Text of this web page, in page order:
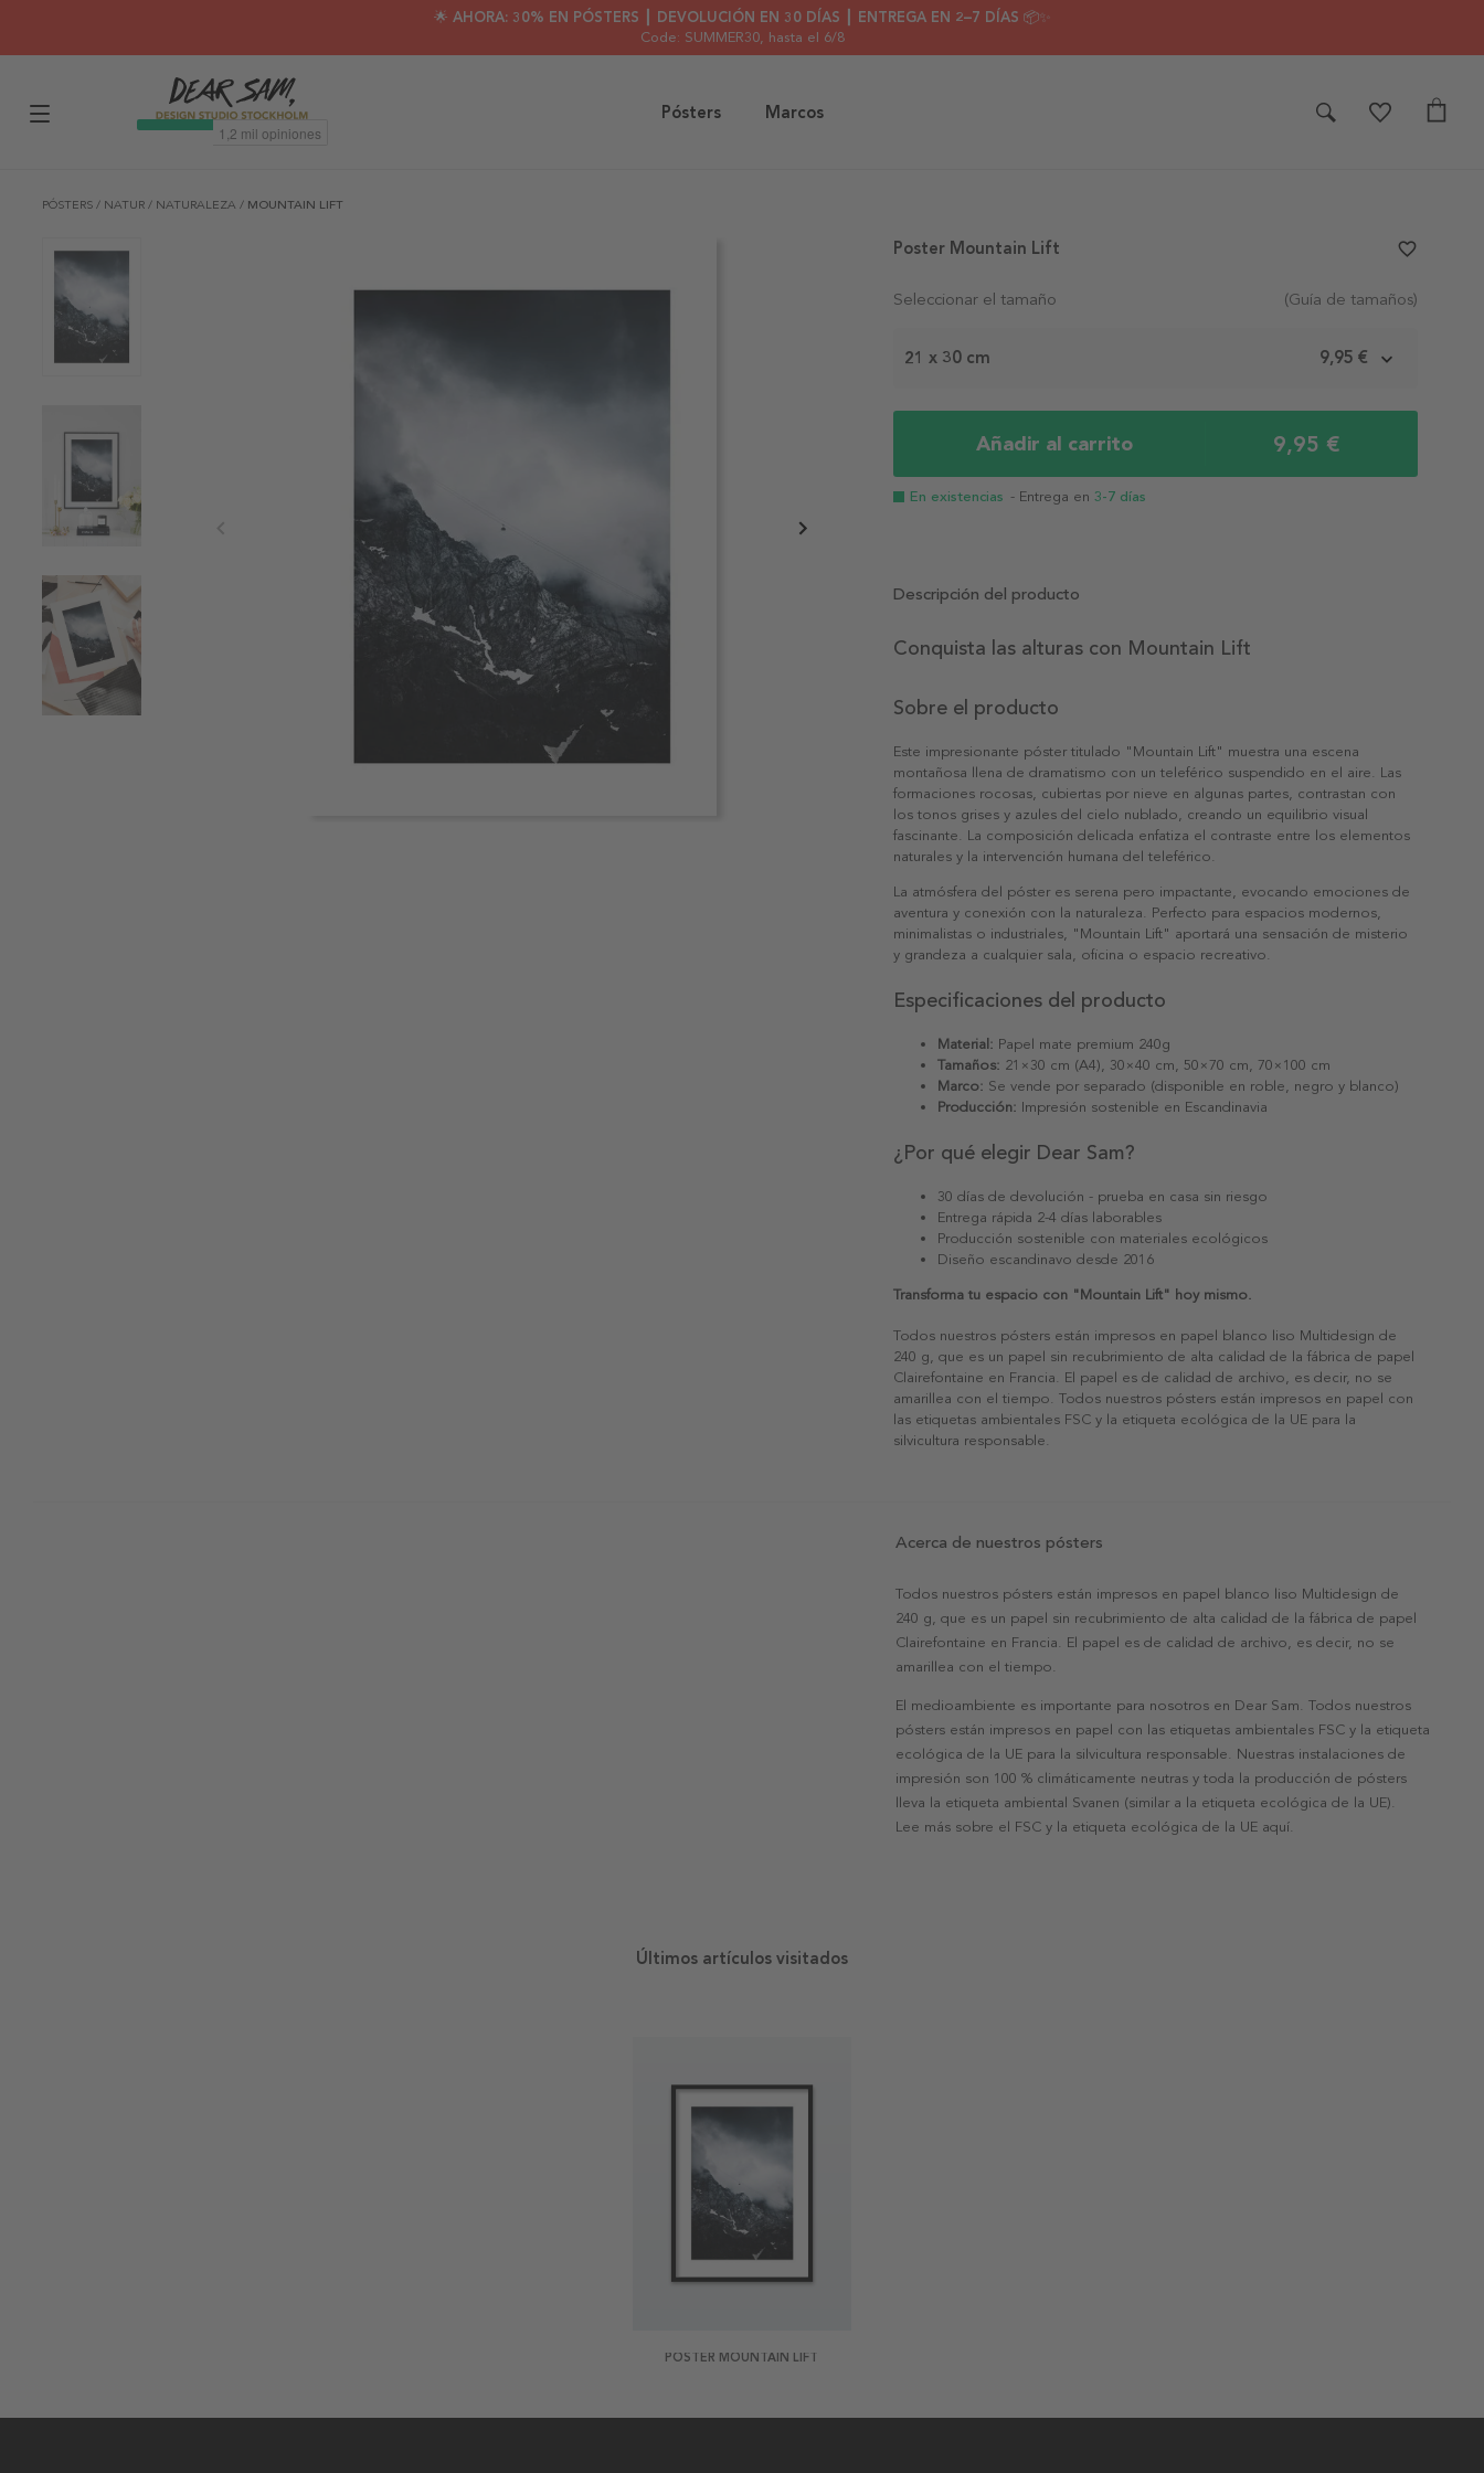
🌟 AHORA: 30% EN PÓSTERS ┃ DEVOLUCIÓN EN 30 DÍAS ┃ ENTREGA EN 2–7 DÍAS 📦✨
Code: SUMMER30, hasta el 6/8
Pósters Marcos
PÓSTERS / NATUR / NATURALEZA / MOUNTAIN LIFT
Seleccionar el tamaño (Guía de tamaños)
21 x 30 cm 9,95 €
Añadir al carrito 9,95 €
En existencias - Entrega en 3-7 días
Poster Mountain Lift favorite_border
Descripción del producto
Conquista las alturas con Mountain Lift
Sobre el producto
Este impresionante póster titulado "Mountain Lift" muestra una escena
montañosa llena de dramatismo con un teleférico suspendido en el aire. Las
formaciones rocosas, cubiertas por nieve en algunas partes, contrastan con
los tonos grises y azules del cielo nublado, creando un equilibrio visual
fascinante. La composición delicada enfatiza el contraste entre los elementos
naturales y la intervención humana del teleférico.
La atmósfera del póster es serena pero impactante, evocando emociones de
aventura y conexión con la naturaleza. Perfecto para espacios modernos,
minimalistas o industriales, "Mountain Lift" aportará una sensación de misterio
y grandeza a cualquier sala, oficina o espacio recreativo.
Especificaciones del producto
Material: Papel mate premium 240g
Tamaños: 21×30 cm (A4), 30×40 cm, 50×70 cm, 70×100 cm
Marco: Se vende por separado (disponible en roble, negro y blanco)
Producción: Impresión sostenible en Escandinavia
¿Por qué elegir Dear Sam?
30 días de devolución - prueba en casa sin riesgo
Entrega rápida 2-4 días laborables
Producción sostenible con materiales ecológicos
Diseño escandinavo desde 2016
Transforma tu espacio con "Mountain Lift" hoy mismo.
Todos nuestros pósters están impresos en papel blanco liso Multidesign de
240 g, que es un papel sin recubrimiento de alta calidad de la fábrica de papel
Clairefontaine en Francia. El papel es de calidad de archivo, es decir, no se
amarillea con el tiempo. Todos nuestros pósters están impresos en papel con
las etiquetas ambientales FSC y la etiqueta ecológica de la UE para la
silvicultura responsable.
Acerca de nuestros pósters
Todos nuestros pósters están impresos en papel blanco liso Multidesign de
240 g, que es un papel sin recubrimiento de alta calidad de la fábrica de papel
Clairefontaine en Francia. El papel es de calidad de archivo, es decir, no se
amarillea con el tiempo.
El medioambiente es importante para nosotros en Dear Sam. Todos nuestros
pósters están impresos en papel con las etiquetas ambientales FSC y la etiqueta
ecológica de la UE para la silvicultura responsable. Nuestras instalaciones de
impresión son 100 % climáticamente neutras y toda la producción de pósters
lleva la etiqueta ambiental Svanen (similar a la etiqueta ecológica de la UE).
Lee más sobre el FSC y la etiqueta ecológica de la UE aquí.
Últimos artículos visitados
POSTER MOUNTAIN LIFT